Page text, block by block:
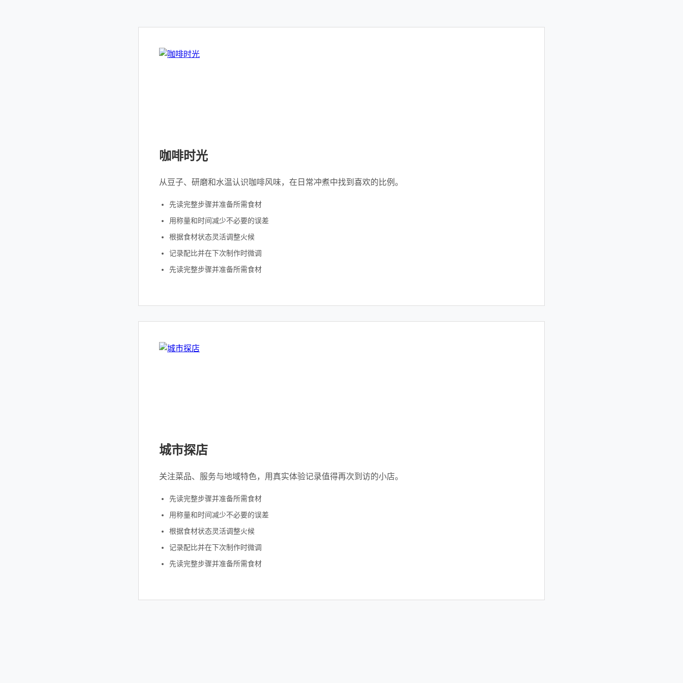
咖啡时光
从豆子、研磨和水温认识咖啡风味，在日常冲煮中找到喜欢的比例。
先读完整步骤并准备所需食材
用称量和时间减少不必要的误差
根据食材状态灵活调整火候
记录配比并在下次制作时微调
先读完整步骤并准备所需食材
城市探店
关注菜品、服务与地域特色，用真实体验记录值得再次到访的小店。
先读完整步骤并准备所需食材
用称量和时间减少不必要的误差
根据食材状态灵活调整火候
记录配比并在下次制作时微调
先读完整步骤并准备所需食材